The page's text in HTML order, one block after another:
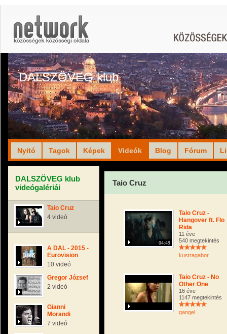
DALSZÖVEG klub
Nyitó Tagok Képek Videók Blog Fórum
DALSZÖVEG klub
videógalériái
Taio Cruz
4 videó
A DAL - 2015 -
Eurovision
10 videó
Gregor József
2 videó
Gianni
Morandi
7 videó
Taio Cruz
04:49
Taio Cruz -
Hangover ft. Flo
Rida
11 éve
540 megtekintés
kustragabor
Taio Cruz - No
Other One
16 éve
1147 megtekintés
gangel